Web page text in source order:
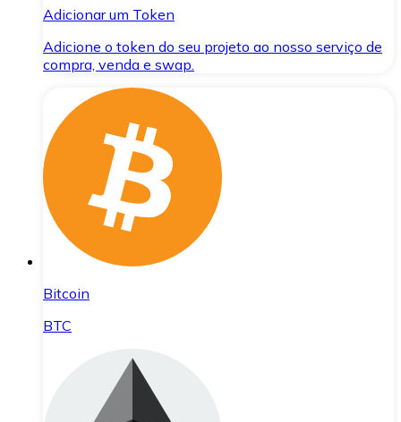
Adicionar um Token
Adicione o token do seu projeto ao nosso serviço de
compra, venda e swap.
Bitcoin
BTC